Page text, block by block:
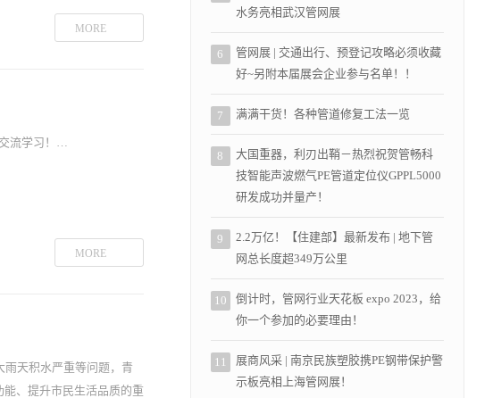
MORE
流学习！…
MORE
天积水严重等问题，青
、提升市民生活品质的重
水务亮相武汉管网展
6
管网展 | 交通出行、预登记攻略必须收藏
好~另附本届展会企业参与名单！！
7 满满干货！各种管道修复工法一览
8
大国重器，利刃出鞘－热烈祝贺管畅科
技智能声波燃气PE管道定位仪GPPL5000
研发成功并量产！
9
2.2万亿！【住建部】最新发布 | 地下管
网总长度超349万公里
10
倒计时，管网行业天花板 expo 2023，给
你一个参加的必要理由！
11
展商风采 | 南京民族塑胶携PE钢带保护警
示板亮相上海管网展！